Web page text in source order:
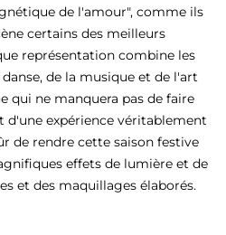
de l'amour", comme ils
certains des meilleurs
représentation combine les
de la musique et de l'art
qui ne manquera pas de faire
expérience véritablement
de rendre cette saison festive
effets de lumière et de
et des maquillages élaborés.